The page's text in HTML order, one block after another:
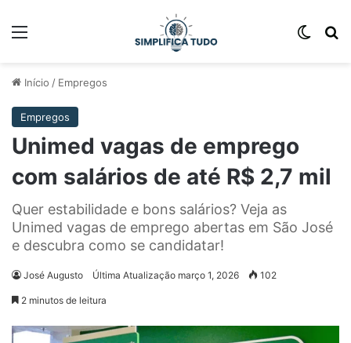
Início / Empregos
Empregos
Unimed vagas de emprego
com salários de até R$ 2,7 mil
Quer estabilidade e bons salários? Veja as
Unimed vagas de emprego abertas em São José
e descubra como se candidatar!
José Augusto Última Atualização março 1, 2026 102
2 minutos de leitura